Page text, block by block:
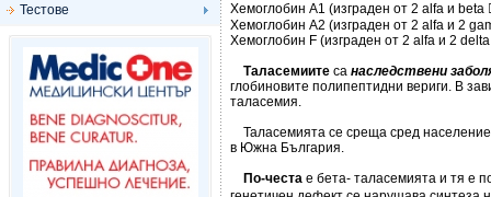
Тестове
Хемоглобин А1 (изграден от 2 alfa и
Хемоглобин А2 (изграден от 2 alfa и 2
Хемоглобин F (изграден от 2 alfa и 2
Таласемиите са наследствени
глобиновите полипептидни вериги. В
таласемия.
Таласемията се среща сред
в Южна България.
По-честа е бета- таласемията и тя е